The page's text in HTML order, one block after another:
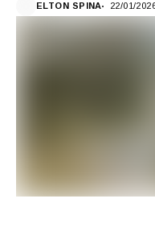
ELTON SPINA 22/01/